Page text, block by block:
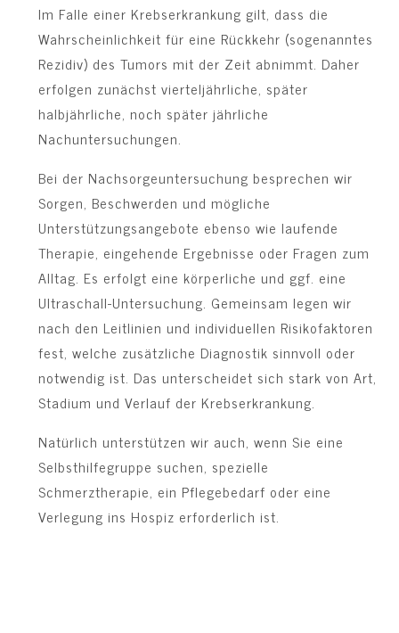
Im Falle einer Krebserkrankung gilt, dass die
Wahrscheinlichkeit für eine Rückkehr (sogenanntes
Rezidiv) des Tumors mit der Zeit abnimmt. Daher
erfolgen zunächst vierteljährliche, später
halbjährliche, noch später jährliche
Nachuntersuchungen.
Bei der Nachsorgeuntersuchung besprechen wir
Sorgen, Beschwerden und mögliche
Unterstützungsangebote ebenso wie laufende
Therapie, eingehende Ergebnisse oder Fragen zum
Alltag. Es erfolgt eine körperliche und ggf. eine
Ultraschall-Untersuchung. Gemeinsam legen wir
nach den Leitlinien und individuellen Risikofaktoren
fest, welche zusätzliche Diagnostik sinnvoll oder
notwendig ist. Das unterscheidet sich stark von Art,
Stadium und Verlauf der Krebserkrankung.
Natürlich unterstützen wir auch, wenn Sie eine
Selbsthilfegruppe suchen, spezielle
Schmerztherapie, ein Pflegebedarf oder eine
Verlegung ins Hospiz erforderlich ist.